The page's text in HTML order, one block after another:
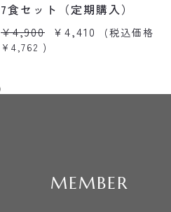
7食セット（定期購入）
¥4,900 ¥4,410
(税込価格
¥4,762 )
MEMBER